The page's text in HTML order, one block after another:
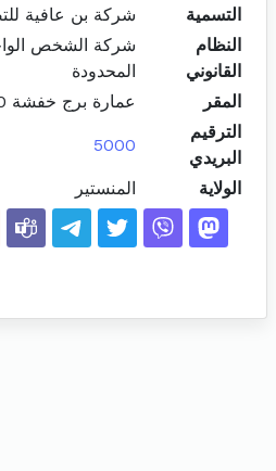
التسمية
شركة بن عافية
النظام
القانوني
شركة الشخص
المحدودة
المقر
عمارة برج خفشة B4-10 المنستير
الترقيم
البريدي
5000
الولاية المنستير